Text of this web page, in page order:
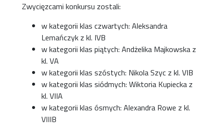
Zwycięzcami konkursu zostali:
w kategorii klas czwartych: Aleksandra
Lemańczyk z kl. IVB
w kategorii klas piątych: Andżelika Majkowska z
kl. VA
w kategorii klas szóstych: Nikola Szyc z kl. VIB
w kategorii klas siódmych: Wiktoria Kupiecka z
kl. VIIA
w kategorii klas ósmych: Alexandra Rowe z kl.
VIIIB